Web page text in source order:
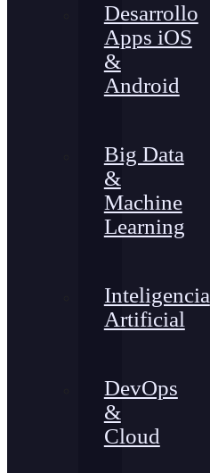
Desarrollo
Apps iOS
&
Android
Big Data
&
Machine
Learning
Inteligencia
Artificial
DevOps
&
Cloud